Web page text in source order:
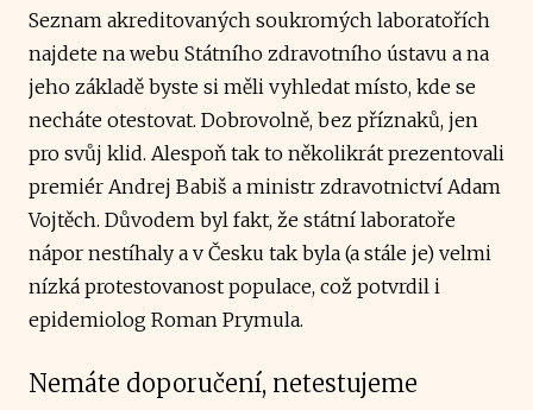
Seznam akreditovaných soukromých laboratořích
najdete na webu Státního zdravotního ústavu a na
jeho základě byste si měli vyhledat místo, kde se
necháte otestovat. Dobrovolně, bez příznaků, jen
pro svůj klid. Alespoň tak to několikrát prezentovali
premiér Andrej Babiš a ministr zdravotnictví Adam
Vojtěch. Důvodem byl fakt, že státní laboratoře
nápor nestíhaly a v Česku tak byla (a stále je) velmi
nízká protestovanost populace, což potvrdil i
epidemiolog Roman Prymula.
Nemáte doporučení, netestujeme